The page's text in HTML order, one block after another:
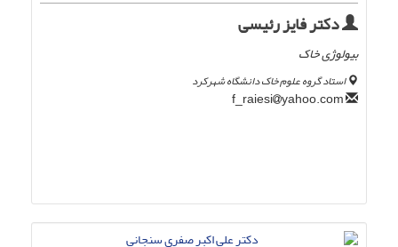
دکتر فایز رئیسی
بیولوژی خاک
استاد گروه علوم خاک دانشگاه شهرکرد
yahoo.com